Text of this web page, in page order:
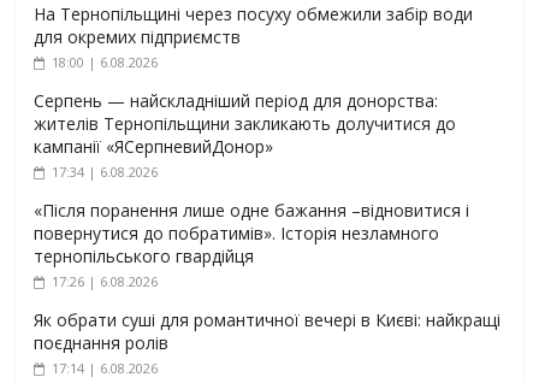
На Тернопільщині через посуху обмежили забір води
для окремих підприємств
18:00 | 6.08.2026
Серпень — найскладніший період для донорства:
жителів Тернопільщини закликають долучитися до
кампанії «ЯСерпневийДонор»
17:34 | 6.08.2026
«Після поранення лише одне бажання –відновитися і
повернутися до побратимів». Історія незламного
тернопільського гвардійця
17:26 | 6.08.2026
Як обрати суші для романтичної вечері в Києві: найкращі
поєднання ролів
17:14 | 6.08.2026